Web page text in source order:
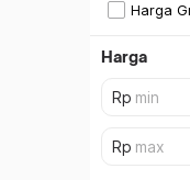
Harga
Harga